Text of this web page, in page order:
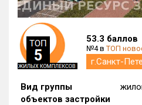
Вид объекта
Кол-во комнат
Только новые
53.3 баллов
№4 вТОП
г.Санкт-
Вид группы
объектов застройки